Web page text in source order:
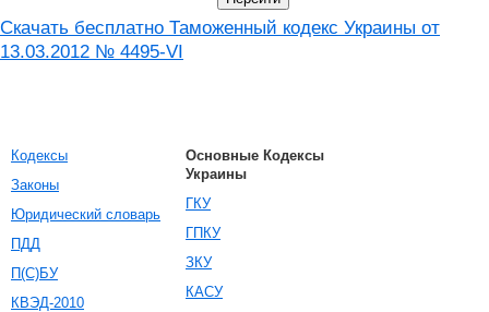
Скачать бесплатно Таможенный кодекс Украины от
13.03.2012 № 4495-VI
Кодексы
Законы
Юридический словарь
ПДД
П(С)БУ
КВЭД-2010
Основные Кодексы
Украины
ГКУ
ГПКУ
ЗКУ
КАСУ